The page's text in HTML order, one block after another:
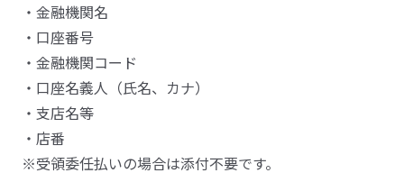
・金融機関名
・口座番号
・金融機関コード
・口座名義人（氏名、カナ）
・支店名等
・店番
※受領委任払いの場合は添付不要です。